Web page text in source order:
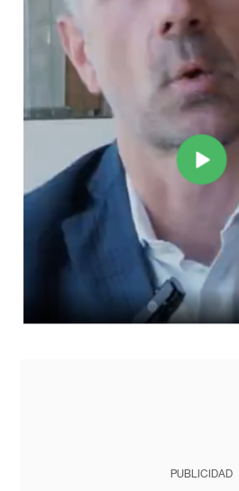
PUBLICIDAD